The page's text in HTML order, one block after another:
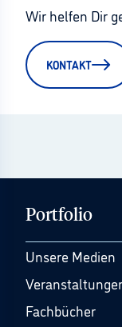
Wir helfen Dir
KONTAKT
Portfolio
Unsere Medien
Fachbücher